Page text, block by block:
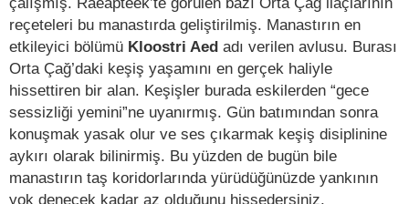
reçeteleri bu manastırda geliştirilmiş. Manastırın en
etkileyici bölümü Kloostri Aed adı verilen avlusu. Burası
Orta Çağ’daki keşiş yaşamını en gerçek haliyle
hissettiren bir alan. Keşişler burada eskilerden “gece
sessizliği yemini”ne uyanırmış. Gün batımından sonra
konuşmak yasak olur ve ses çıkarmak keşiş disiplinine
aykırı olarak bilinirmiş. Bu yüzden de bugün bile
manastırın taş koridorlarında yürüdüğünüzde yankının
yok denecek kadar az olduğunu hissedersiniz.